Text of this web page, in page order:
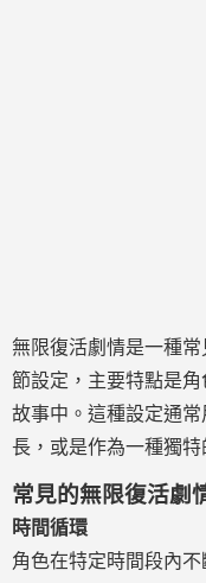
無限復活劇情是一種
節設定，主要特點是
故事中。這種設定通
長，或是作為一種獨特
常見的無限復活劇
時間循環
角色在特定時間段內